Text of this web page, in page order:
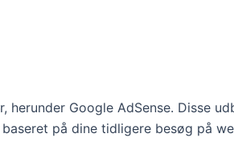
Google AdSense. Disse
på dine tidligere besøg på